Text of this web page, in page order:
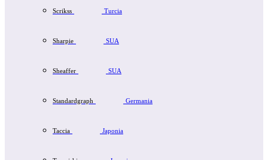
Scrikss Turcia
Sharpie SUA
Sheaffer SUA
Standardgraph Germania
Taccia Japonia